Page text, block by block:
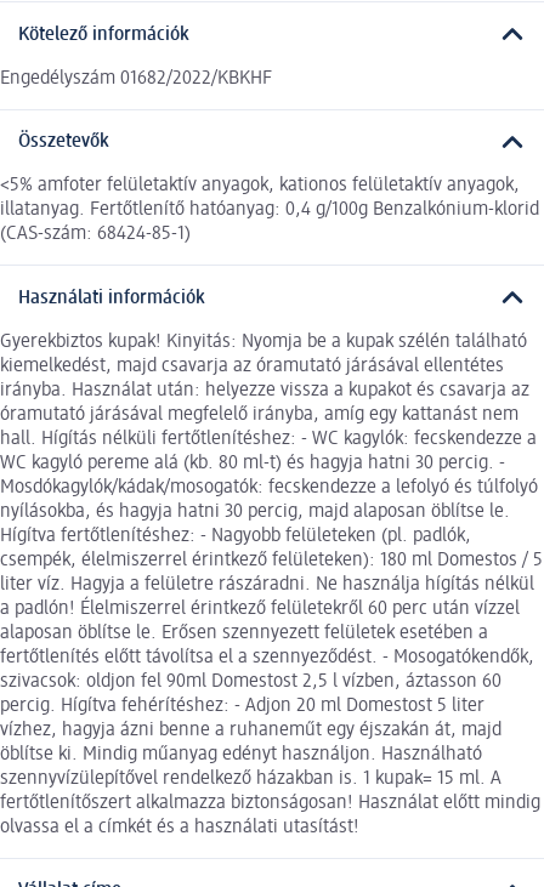
Kötelező információk
Engedélyszám 01682/2022/KBKHF
Összetevők
<5% amfoter felületaktív anyagok, kationos felületaktív anyagok,
illatanyag. Fertőtlenítő hatóanyag: 0,4 g/100g Benzalkónium-klorid
(CAS-szám: 68424-85-1)
Használati információk
Gyerekbiztos kupak! Kinyitás: Nyomja be a kupak szélén található
kiemelkedést, majd csavarja az óramutató járásával ellentétes
irányba. Használat után: helyezze vissza a kupakot és csavarja az
óramutató járásával megfelelő irányba, amíg egy kattanást nem
hall. Hígítás nélküli fertőtlenítéshez: - WC kagylók: fecskendezze a
WC kagyló pereme alá (kb. 80 ml-t) és hagyja hatni 30 percig. -
Mosdókagylók/kádak/mosogatók: fecskendezze a lefolyó és túlfolyó
nyílásokba, és hagyja hatni 30 percig, majd alaposan öblítse le.
Hígítva fertőtlenítéshez: - Nagyobb felületeken (pl. padlók,
csempék, élelmiszerrel érintkező felületeken): 180 ml Domestos / 5
liter víz. Hagyja a felületre rászáradni. Ne használja hígítás nélkül
a padlón! Élelmiszerrel érintkező felületekről 60 perc után vízzel
alaposan öblítse le. Erősen szennyezett felületek esetében a
fertőtlenítés előtt távolítsa el a szennyeződést. - Mosogatókendők,
szivacsok: oldjon fel 90ml Domestost 2,5 l vízben, áztasson 60
percig. Hígítva fehérítéshez: - Adjon 20 ml Domestost 5 liter
vízhez, hagyja ázni benne a ruhaneműt egy éjszakán át, majd
öblítse ki. Mindig műanyag edényt használjon. Használható
szennyvízülepítővel rendelkező házakban is. 1 kupak= 15 ml. A
fertőtlenítőszert alkalmazza biztonságosan! Használat előtt mindig
olvassa el a címkét és a használati utasítást!